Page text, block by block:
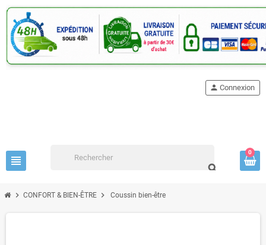
view_headline
search
person Connexion
0
chevron_right CONFORT & BIEN-ÊTRE chevron_right Coussin bien-être